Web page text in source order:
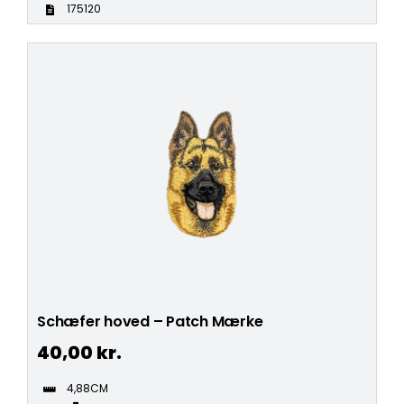
175120
Schæfer hoved – Patch Mærke
40,00 kr.
4,88CM